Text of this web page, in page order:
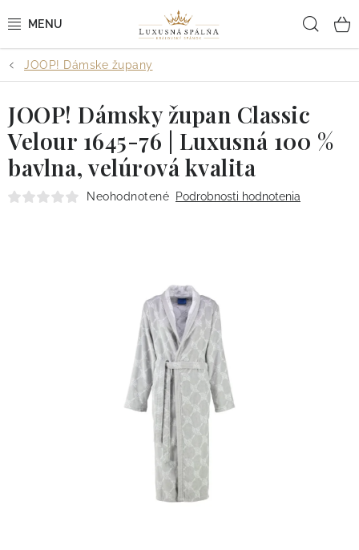
na
POSTEĽNÉ OBLIEČKY
POSTEĽNÉ PLACHTY
PREHOZY A PAPLÓNY
VANKÚŠE A OBLIEČKY
Doprava
Kontakt
Obchodné podmienky
Podmienky ochrany osobných údajov
Vrátenie tovaru
JOOP! Dámske župany
JOOP! Dámsky župan Classic
Velour 1645-76 | Luxusná 100 %
bavlna, velúrová kvalita
Neohodnotené Podrobnosti hodnotenia